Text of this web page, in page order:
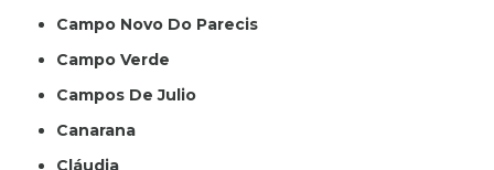
Campo Novo Do Parecis
Campo Verde
Campos De Julio
Canarana
Cláudia